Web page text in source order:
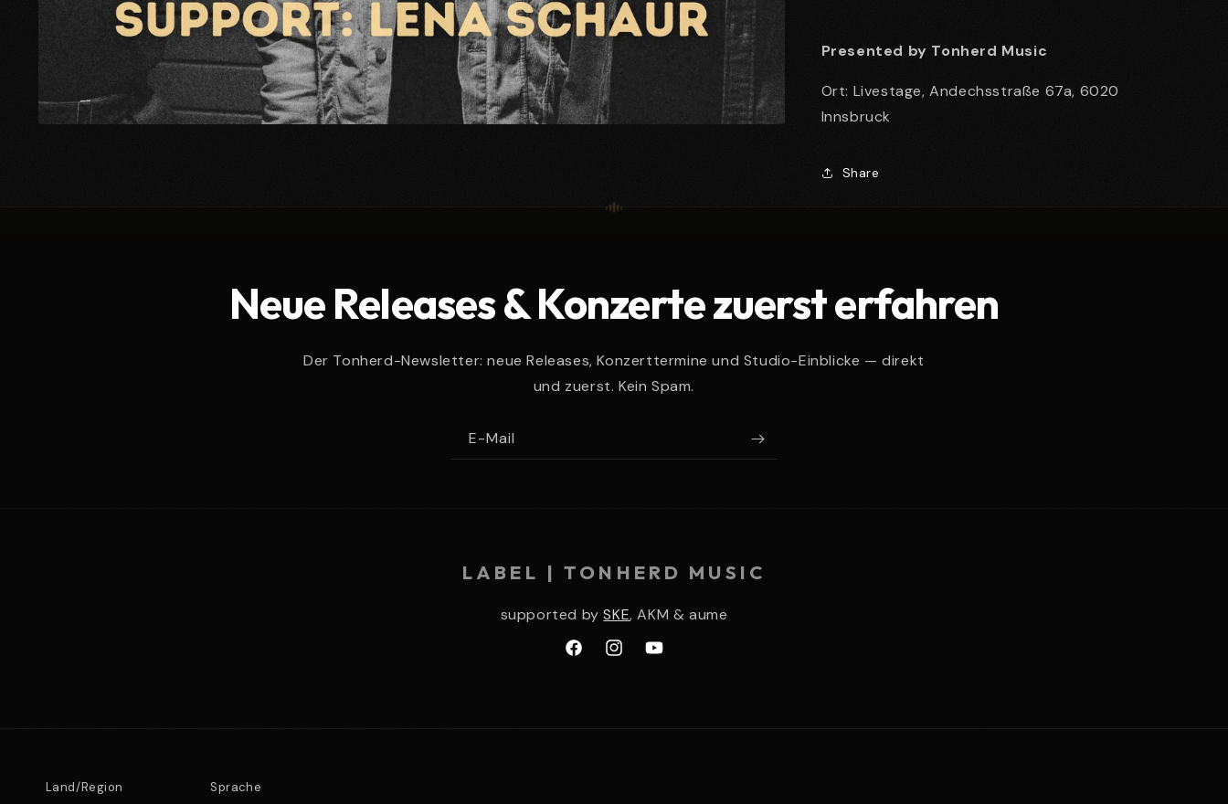
Presented by Tonherd Music
Ort: Livestage, Andechsstraße 67a, 6020
Innsbruck
Share
Neue Releases & Konzerte zuerst erfahren
Der Tonherd-Newsletter: neue Releases, Konzerttermine und Studio-Einblicke — direkt
und zuerst. Kein Spam.
E-Mail
LABEL | TONHERD MUSIC
supported bySKE, AKM & aume
FacebookInstagramYouTube
Land/Region Sprache